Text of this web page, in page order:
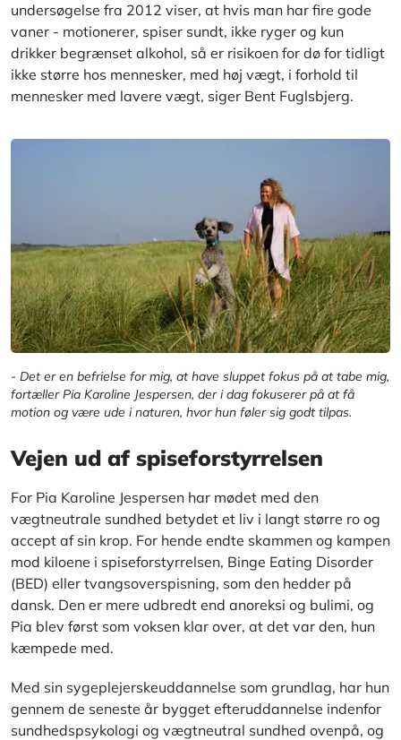
undersøgelse fra 2012 viser, at hvis man har fire gode
vaner - motionerer, spiser sundt, ikke ryger og kun
drikker begrænset alkohol, så er risikoen for dø for tidligt
ikke større hos mennesker, med høj vægt, i forhold til
mennesker med lavere vægt, siger Bent Fuglsbjerg.
- Det er en befrielse for mig, at have sluppet fokus på at tabe mig,
fortæller Pia Karoline Jespersen, der i dag fokuserer på at få
motion og være ude i naturen, hvor hun føler sig godt tilpas.
Vejen ud af spiseforstyrrelsen
For Pia Karoline Jespersen har mødet med den
vægtneutrale sundhed betydet et liv i langt større ro og
accept af sin krop. For hende endte skammen og kampen
mod kiloene i spiseforstyrrelsen, Binge Eating Disorder
(BED) eller tvangsoverspisning, som den hedder på
dansk. Den er mere udbredt end anoreksi og bulimi, og
Pia blev først som voksen klar over, at det var den, hun
kæmpede med.
Med sin sygeplejerskeuddannelse som grundlag, har hun
gennem de seneste år bygget efteruddannelse indenfor
sundhedspsykologi og vægtneutral sundhed ovenpå, og